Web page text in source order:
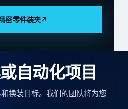
密零件装夹↗
自动化项目
换装目标。我们的团队将为您